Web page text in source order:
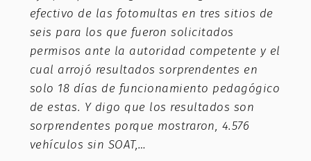
efectivo de las fotomultas en tres sitios de
seis para los que fueron solicitados
permisos ante la autoridad competente y el
cual arrojó resultados sorprendentes en
solo 18 días de funcionamiento pedagógico
de estas. Y digo que los resultados son
sorprendentes porque mostraron, 4.576
vehículos sin SOAT,…